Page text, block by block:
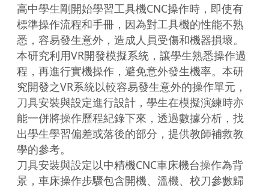
高中學生剛開始學習工具機CNC操作時，即使有
標準操作流程和手冊，因為對工具機的性能不熟
悉，容易發生意外，造成人員受傷和機器損壞。
本研究利用VR開發模擬系統，讓學生熟悉操作過
程，再進行實機操作，避免意外發生機率。本研
究開發之VR系統以較容易發生意外的操作單元，
刀具安裝與設定進行設計，學生在模擬演練時亦
能一併將操作歷程紀錄下來，透過數據分析，找
出學生學習偏差或落後的部分，提供教師補救教
學的參考。
刀具安裝與設定以中精機CNC車床機台操作為背
景，車床操作步驟包含開機、溫機、校刀參數歸